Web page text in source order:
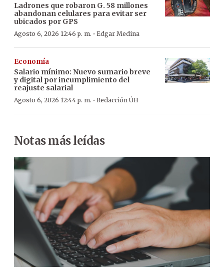
Ladrones que robaron G. 58 millones
abandonan celulares para evitar ser
ubicados por GPS
Agosto 6, 2026 12:46 p. m. · Edgar Medina
Economía
Salario mínimo: Nuevo sumario breve
y digital por incumplimiento del
reajuste salarial
Agosto 6, 2026 12:44 p. m. · Redacción ÚH
Notas más leídas